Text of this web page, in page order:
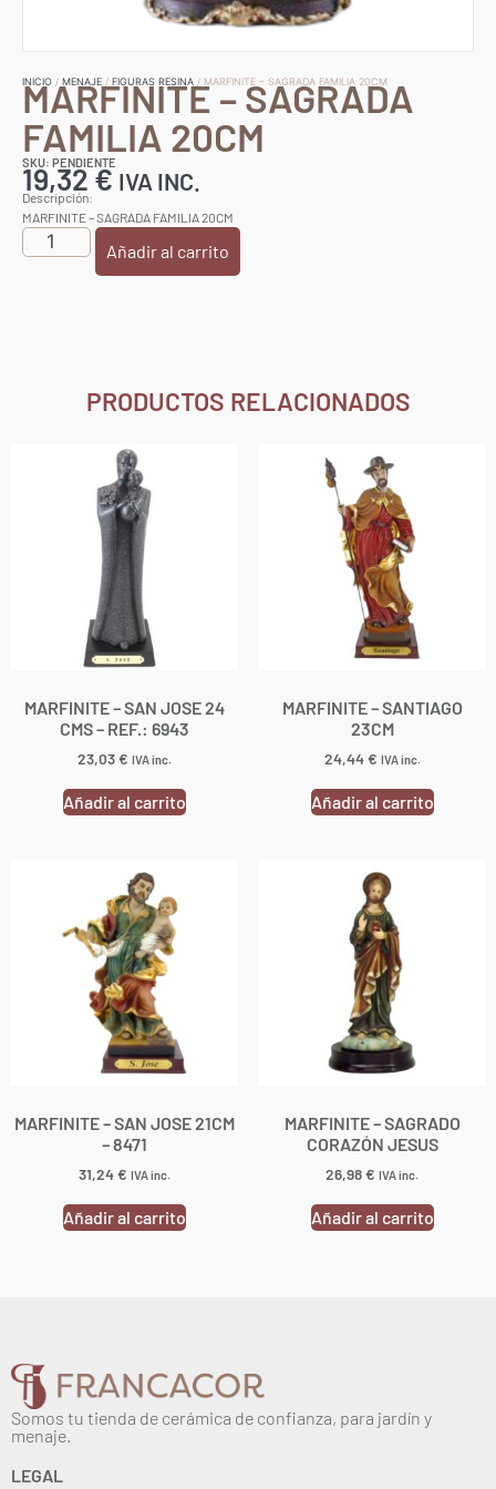
INICIO / MENAJE / FIGURAS RESINA / MARFINITE – SAGRADA FAMILIA 20CM
MARFINITE – SAGRADA
FAMILIA 20CM
SKU: PENDIENTE
19,32€ IVA INC.
Descripción:
MARFINITE – SAGRADA FAMILIA 20CM
Añadir al carrito
PRODUCTOS RELACIONADOS
MARFINITE – SAN JOSE 24
CMS – REF.: 6943
23,03€ IVA inc.
Añadir al carrito
MARFINITE – SANTIAGO
23CM
24,44€ IVA inc.
Añadir al carrito
MARFINITE – SAN JOSE 21CM
– 8471
31,24€ IVA inc.
Añadir al carrito
MARFINITE – SAGRADO
CORAZÓN JESUS
26,98€ IVA inc.
Añadir al carrito
Somos tu tienda de cerámica de confianza, para jardín y
menaje.
LEGAL